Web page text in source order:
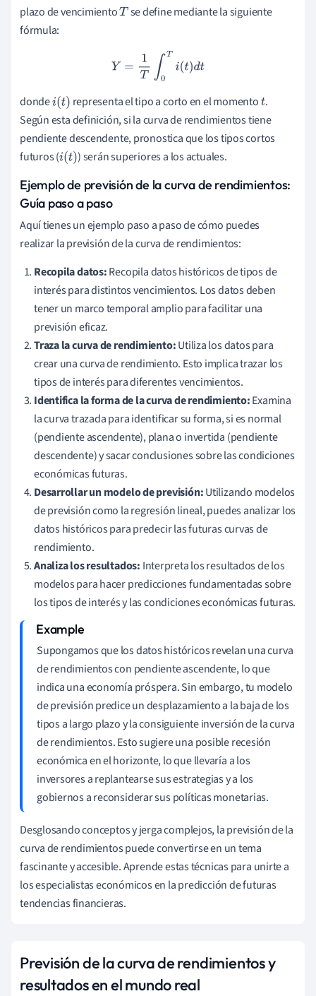
plazo de vencimientoT se define mediante la siguiente
fórmula:
1T 0Ti( )dt
dondei(t) representa el tipo a corto en el momentot.
Según esta definición, si la curva de rendimientos tiene
pendiente descendente, pronostica que los tipos cortos
futuros (i(t) ) serán superiores a los actuales.
Ejemplo de previsión de la curva de rendimientos:
Guía paso a paso
Aquí tienes un ejemplo paso a paso de cómo puedes
realizar la previsión de la curva de rendimientos:
Recopila datos:Recopila datos históricos de tipos de
interés para distintos vencimientos. Los datos deben
tener un marco temporal amplio para facilitar una
previsión eficaz.
Traza la curva de rendimiento:Utiliza los datos para
crear una curva de rendimiento. Esto implica trazar los
tipos de interés para diferentes vencimientos.
Identifica la forma de la curva de rendimiento:Examina
la curva trazada para identificar su forma, si es normal
(pendiente ascendente), plana o invertida (pendiente
descendente) y sacar conclusiones sobre las condiciones
económicas futuras.
Desarrollar un modelo de previsión:Utilizando modelos
de previsión como la regresión lineal, puedes analizar los
datos históricos para predecir las futuras curvas de
rendimiento.
Analiza los resultados: Interpreta los resultados de los
modelos para hacer predicciones fundamentadas sobre
los tipos de interés y las condiciones económicas futuras.
Supongamos que los datos históricos revelan una curva
de rendimientos con pendiente ascendente, lo que
indica una economía próspera. Sin embargo, tu modelo
de previsión predice un desplazamiento a la baja de los
tipos a largo plazo y la consiguiente inversión de la curva
de rendimientos. Esto sugiere una posible recesión
económica en el horizonte, lo que llevaría a los
inversores a replantearse sus estrategias y a los
gobiernos a reconsiderar sus políticas monetarias.
Desglosando conceptos y jerga complejos, la previsión de la
curva de rendimientos puede convertirse en un tema
fascinante y accesible. Aprende estas técnicas para unirte a
los especialistas económicos en la predicción de futuras
tendencias financieras.
Previsión de la curva de rendimientos y
resultados en el mundo real